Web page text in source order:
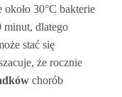
około 30°C bakterie
minut, dlatego
stać się
że rocznie
chorób